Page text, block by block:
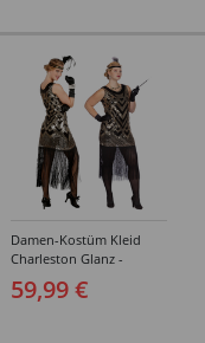
Damen-Kostüm Kleid
Charleston Glanz -
Verschiedene Größen (S-
XXL)
59,99 €